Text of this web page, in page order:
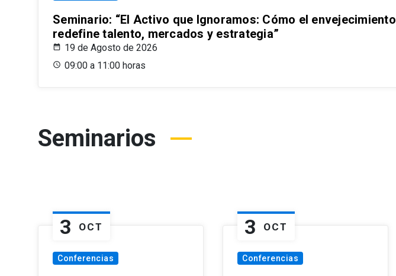
Seminario: “El Activo que Ignoramos: Cómo el envejecimiento
redefine talento, mercados y estrategia”
19 de Agosto de 2026
09:00 a 11:00 horas
Seminarios
3 OCT
Conferencias
3 OCT
Conferencias